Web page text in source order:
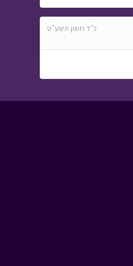
כוח נענע - עונה 3 - אילן
• מתוך כוח נענע
כ"ד חשון תשע"ט